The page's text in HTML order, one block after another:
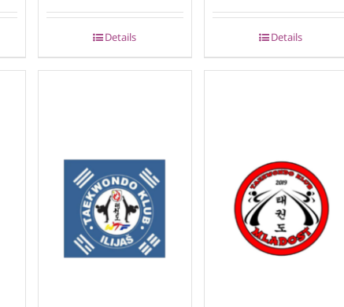
Details Details